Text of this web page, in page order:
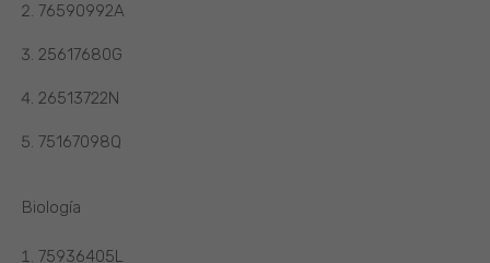
76590992A
25617680G
26513722N
75167098Q
Biología
75936405L